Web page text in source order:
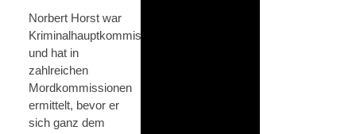
Norbert Horst war
Kriminalhauptkommissar
und hat in
zahlreichen
Mordkommissionen
ermittelt, bevor er
sich ganz dem